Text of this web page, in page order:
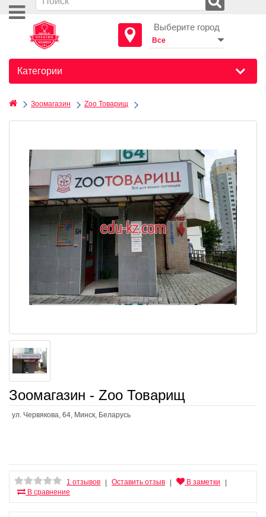
Выберите город
Категории
Зоомагазин Zoo Товарищ
Зоомагазин - Zoo Товарищ
ул. Червякова, 64, Минск, Беларусь
1 отзывов Оставить отзыв В заметки
В сравнение